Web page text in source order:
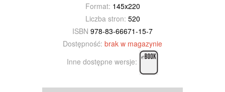
Format: 145x220
Liczba stron: 520
ISBN 978-83-66671-15-7
Dostępność: brak w magazynie
Inne dostępne wersje: